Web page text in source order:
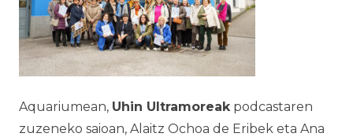
Aquariumean, Uhin Ultramoreakpodcastaren
zuzeneko saioan, Alaitz Ochoa de Eribek eta Ana